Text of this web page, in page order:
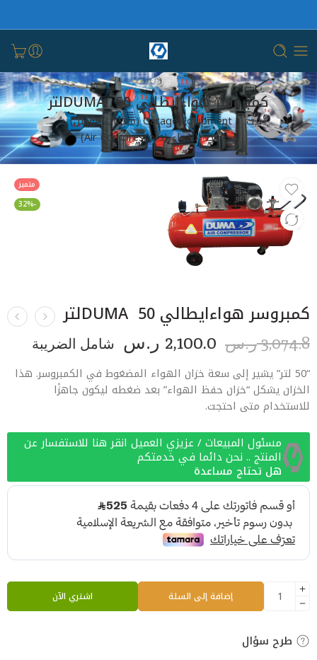
كمبروسر هواءايطالي DUMA 50لتر
بيت
Garage Equipment (معدات الورش)
ضواغط الهواء (Air Compressors)
متميز
-32%
كمبروسر هواءايطالي DUMA 50لتر
3,074.8 ر.س 2,100.0 ر.س شامل الضريبة
“50 لتر” يشير إلى سعة خزان الهواء المضغوط في الكمبروسر. هذا
الخزان يشكل “خزان حفظ الهواء” بعد ضغطه ليكون جاهزًا
للاستخدام متى احتجت.
مسئول المبيعات / عزيزي العميل انقر هنا للاستفسار عن
المنتج .. نحن دائما في خدمتكم
هل تحتاج مساعدة
إضافة إلى السلة اشتري الآن
طرح سؤال